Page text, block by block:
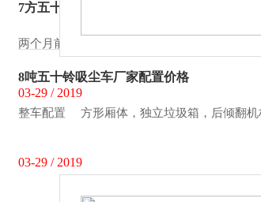
7方五十铃吸尘车多少钱
两个月前接到四川一王姓客户来电，咨询五十
03-29 / 2019
8吨五十铃吸尘车厂家配置价格
整车配置 方形厢体，独立垃圾箱，后倾翻机
03-29 / 2019